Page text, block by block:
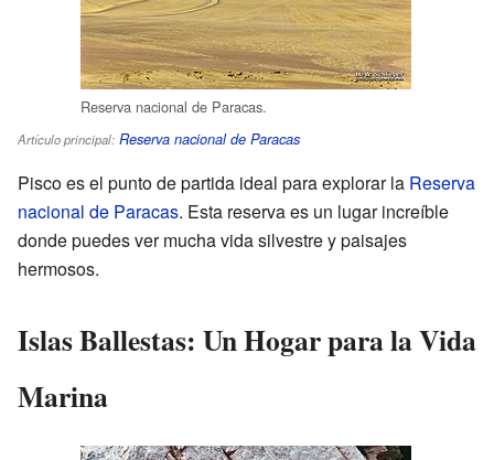
Reserva nacional de Paracas.
Artículo principal: Reserva nacional de Paracas
Pisco es el punto de partida ideal para explorar la Reserva
nacional de Paracas. Esta reserva es un lugar increíble
donde puedes ver mucha vida silvestre y paisajes
hermosos.
Islas Ballestas: Un Hogar para la Vida
Marina